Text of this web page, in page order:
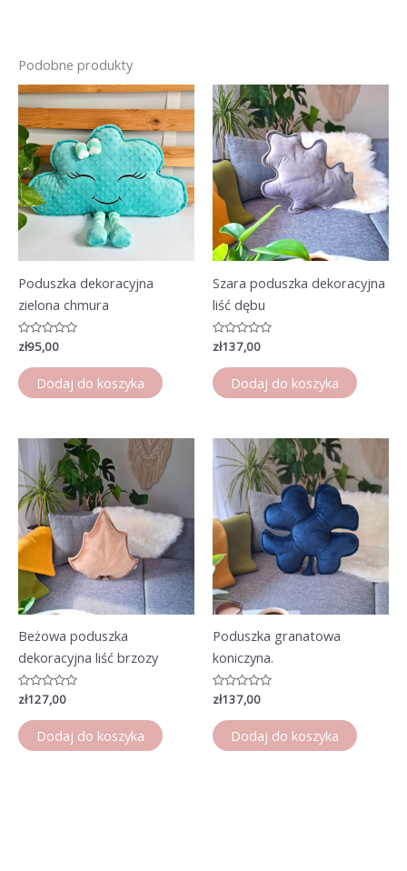
Podobne produkty
Poduszka dekoracyjna
zielona chmura
Oceniono
0
na
5
zł95,00
Dodaj do koszyka
Szara poduszka dekoracyjna
liść dębu
Oceniono
0
na
5
zł137,00
Dodaj do koszyka
Beżowa poduszka
dekoracyjna liść brzozy
Oceniono
na
5
zł127,00
Dodaj do koszyka
Poduszka granatowa
koniczyna.
Oceniono
na
5
zł137,00
Dodaj do koszyka